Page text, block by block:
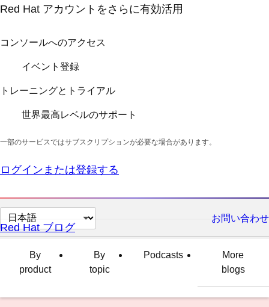
Red Hat アカウントをさらに有効活用
コンソールへのアクセス
イベント登録
トレーニングとトライアル
世界最高レベルのサポート
一部のサービスではサブスクリプションが必要な場合があります。
ログインまたは登録する
ペ
ー
語
お問い合わせ
Red Hat ブログ
By
product
By
topic
Podcasts
More
blogs